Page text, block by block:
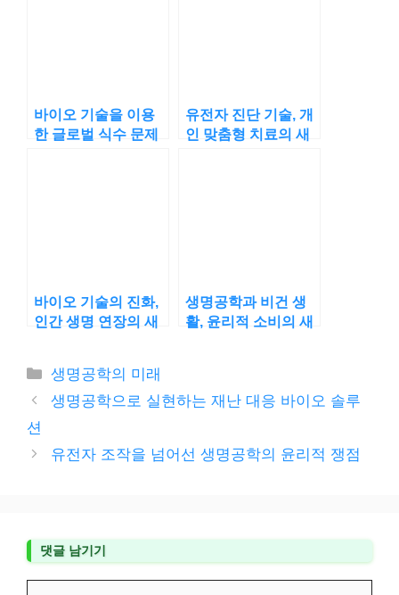
바이오 기술을 이용
한 글로벌 식수 문제
유전자 진단 기술, 개
인 맞춤형 치료의 새
바이오 기술의 진화,
인간 생명 연장의 새
생명공학과 비건 생
활, 윤리적 소비의 새
카
테
생명공학의 미래
생명공학으로 실현하는 재난 대응 바이오 솔루
션
유전자 조작을 넘어선 생명공학의 윤리적 쟁점
댓글 남기기